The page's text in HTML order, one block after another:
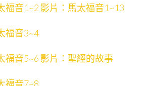
太福音1~2 影片：馬太福音1~13
福音3~4
福音5~6 影片：聖經的故事
太福音7~8